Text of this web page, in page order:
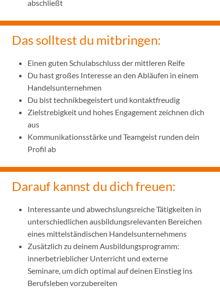
abschließt
Das solltest du mitbringen:
Einen guten Schulabschluss der mittleren Reife
Du hast großes Interesse an den Abläufen in einem
Handelsunternehmen
Du bist technikbegeistert und kontaktfreudig
Zielstrebigkeit und hohes Engagement zeichnen dich
aus
Kommunikationsstärke und Teamgeist runden dein
Profil ab
Darauf kannst du dich freuen:
Interessante und abwechslungsreiche Tätigkeiten in
unterschiedlichen ausbildungsrelevanten Bereichen
eines mittelständischen Handelsunternehmens
Zusätzlich zu deinem Ausbildungsprogramm:
innerbetrieblicher Unterricht und externe
Seminare, um dich optimal auf deinen Einstieg ins
Berufsleben vorzubereiten